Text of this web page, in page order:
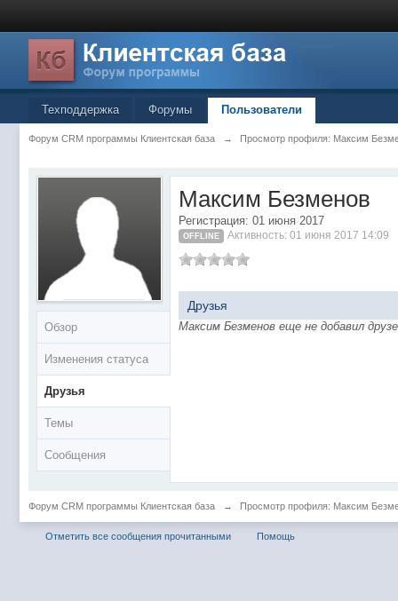
Техподдержка Форумы Пользователи
Форум CRM программы Клиентская база → Просмотр профиля: Максим
Обзор
Изменения статуса
Друзья
Темы
Сообщения
Максим Безменов
Регистрация: 01 июня 2017
OFFLINE Активность: 01 июня 2017 14:09
Друзья
Максим Безменов еще не добавил
Форум CRM программы Клиентская база → Просмотр профиля: Максим
Отметить все сообщения прочитанными Помощь